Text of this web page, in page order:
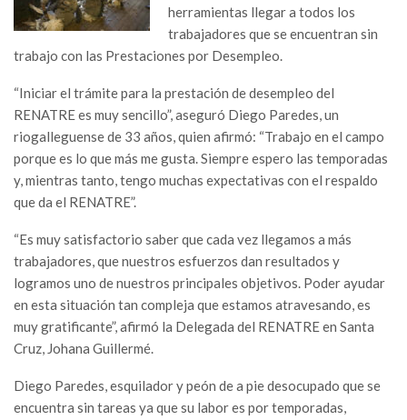
herramientas llegar a todos los
trabajadores que se encuentran sin
trabajo con las Prestaciones por Desempleo.
“Iniciar el trámite para la prestación de desempleo del
RENATRE es muy sencillo”, aseguró Diego Paredes, un
riogalleguense de 33 años, quien afirmó: “Trabajo en el campo
porque es lo que más me gusta. Siempre espero las temporadas
y, mientras tanto, tengo muchas expectativas con el respaldo
que da el RENATRE”.
“Es muy satisfactorio saber que cada vez llegamos a más
trabajadores, que nuestros esfuerzos dan resultados y
logramos uno de nuestros principales objetivos. Poder ayudar
en esta situación tan compleja que estamos atravesando, es
muy gratificante”, afirmó la Delegada del RENATRE en Santa
Cruz, Johana Guillermé.
Diego Paredes, esquilador y peón de a pie desocupado que se
encuentra sin tareas ya que su labor es por temporadas,